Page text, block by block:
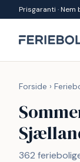
Spring til indhold
Prisgaranti ·
Forside ›
362